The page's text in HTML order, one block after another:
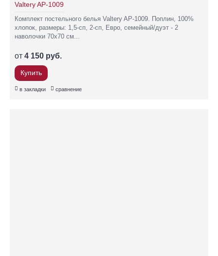
Valtery AP-1009
Комплект постельного белья Valtery AP-1009. Поплин, 100%
хлопок, размеры: 1,5-сп, 2-сп, Евро, семейный/дуэт - 2
наволочки 70х70 см...
от 4 150 руб.
Купить
в закладки сравнение